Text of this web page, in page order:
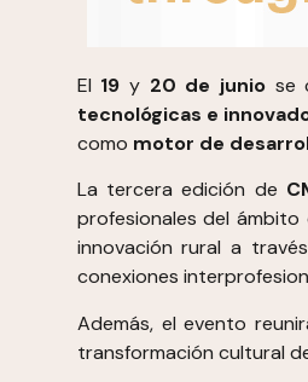
El 19 y 20 de junio se
tecnológicas e
como motor de
La tercera edición de
profesionales del
innovación rural a
conexiones
Además, el evento
transformación cultural